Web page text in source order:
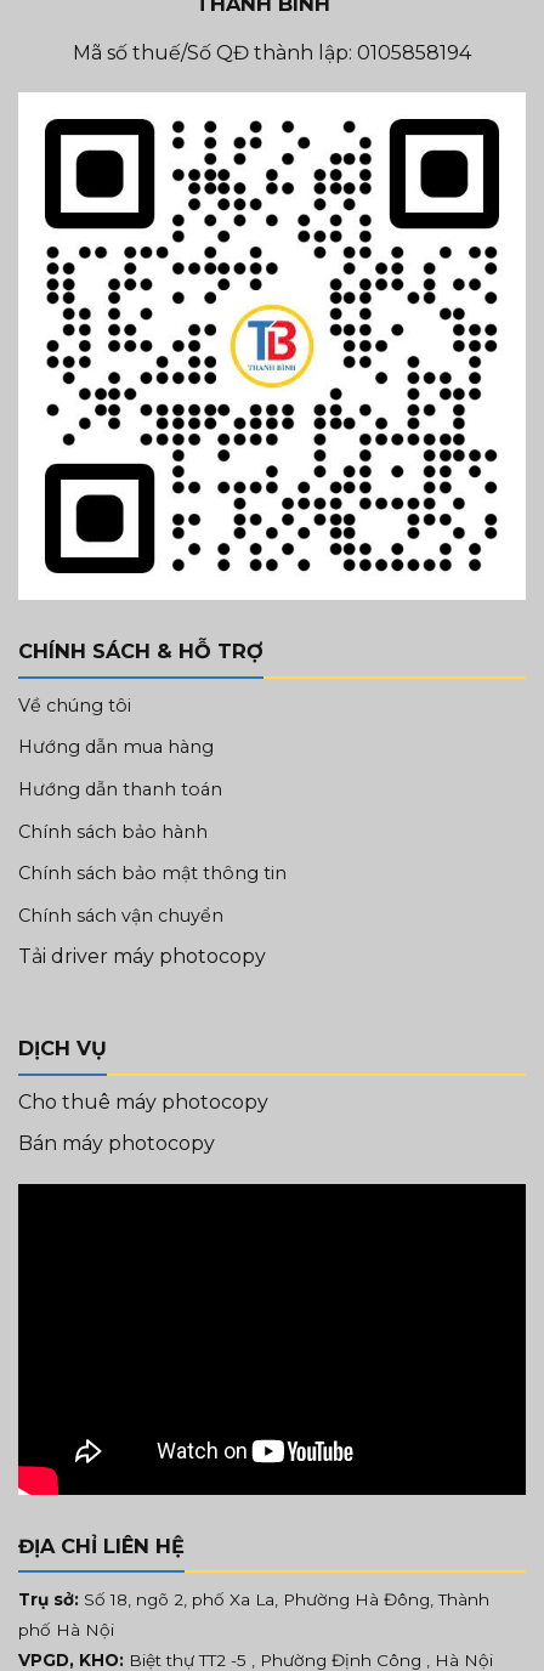
Mã số thuế/Số QĐ thành lập: 0105858194
CHÍNH SÁCH & HỖ TRỢ
Về chúng tôi
Hướng dẫn mua hàng
Hướng dẫn thanh toán
Chính sách bảo hành
Chính sách bảo mật thông tin
Chính sách vận chuyển
Tải driver máy photocopy
DỊCH VỤ
Cho thuê máy photocopy
Bán máy photocopy
ĐỊA CHỈ LIÊN HỆ
Trụ sở: Số 18, ngõ 2, phố Xa La, Phường Hà Đông, Thành
phố Hà Nội
VPGD, KHO: Biệt thự TT2 -5 , Phường Định Công , Hà Nội